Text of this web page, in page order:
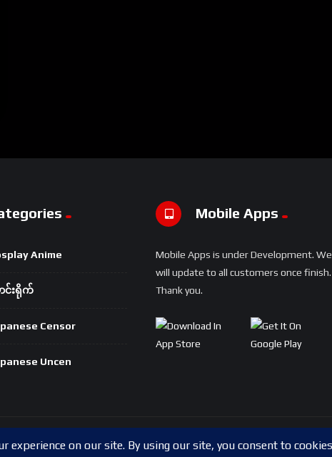
Anime
င်းရိုက်
Censor
Uncen
Mobile Apps
Mobile Apps is under Development. We
will update to all customers once finish.
Thank you.
Copyright © 2024 Shwesapi